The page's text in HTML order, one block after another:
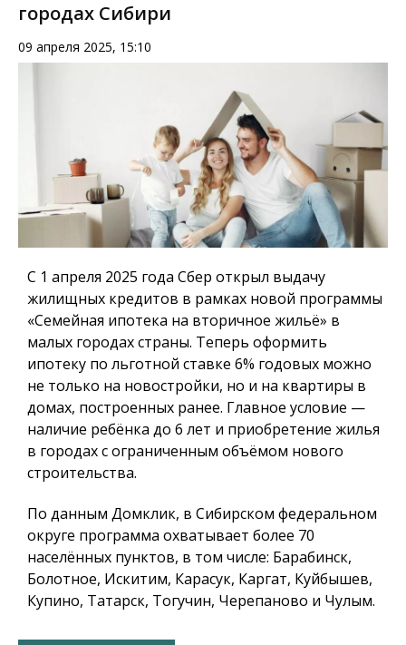
городах Сибири
09 апреля 2025, 15:10
С 1 апреля 2025 года Сбер открыл выдачу
жилищных кредитов в рамках новой программы
«Семейная ипотека на вторичное жильё» в
малых городах страны. Теперь оформить
ипотеку по льготной ставке 6% годовых можно
не только на новостройки, но и на квартиры в
домах, построенных ранее. Главное условие —
наличие ребёнка до 6 лет и приобретение жилья
в городах с ограниченным объёмом нового
строительства.
По данным Домклик, в Сибирском федеральном
округе программа охватывает более 70
населённых пунктов, в том числе: Барабинск,
Болотное, Искитим, Карасук, Каргат, Куйбышев,
Купино, Татарск, Тогучин, Черепаново и Чулым.